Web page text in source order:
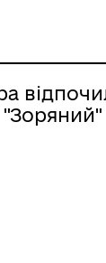
"Зоряний"